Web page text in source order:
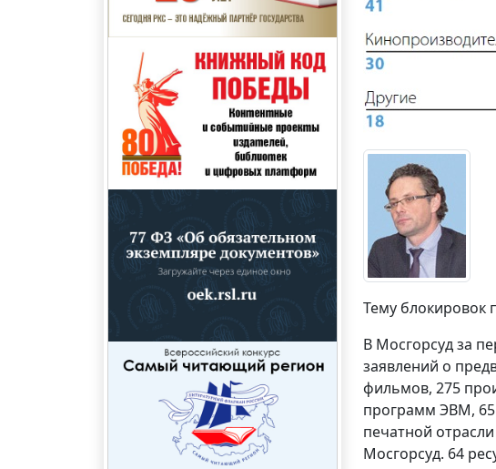
Тему блокировок
В Мосгорсуд за
заявлений о
фильмов, 275
программ ЭВМ, 65
печатной
Мосгорсуд. 64